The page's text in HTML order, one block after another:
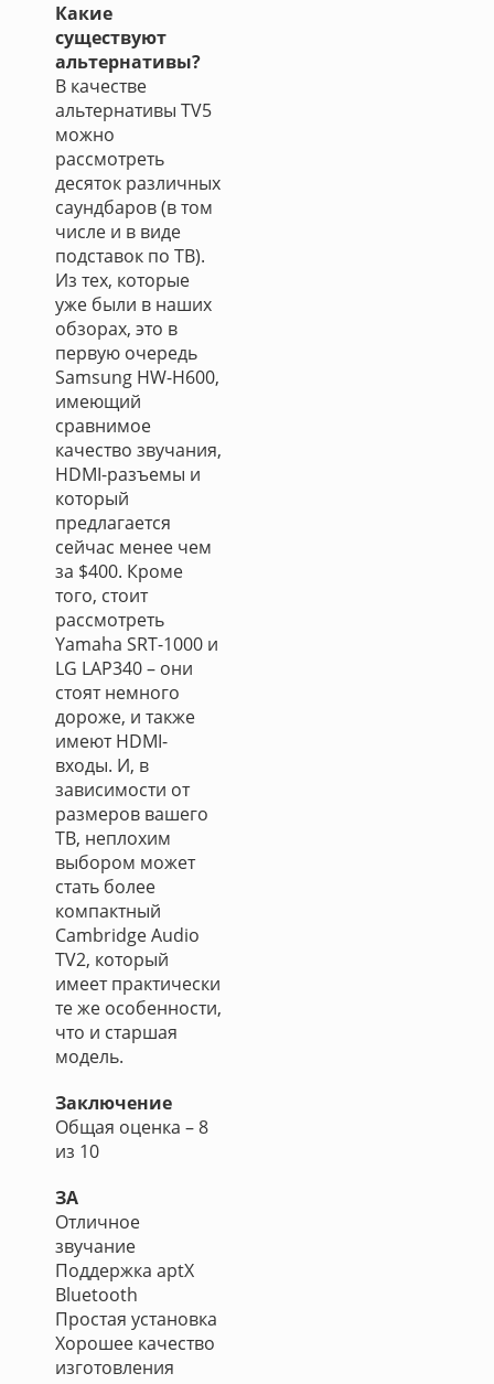
Какие
существуют
альтернативы?
В качестве
альтернативы TV5
можно
рассмотреть
десяток различных
саундбаров (в том
числе и в виде
подставок по ТВ).
Из тех, которые
уже были в наших
обзорах, это в
первую очередь
Samsung HW-H600,
имеющий
сравнимое
качество звучания,
HDMI-разъемы и
который
предлагается
сейчас менее чем
за $400. Кроме
того, стоит
рассмотреть
Yamaha SRT-1000 и
LG LAP340 – они
стоят немного
дороже, и также
имеют HDMI-
входы. И, в
зависимости от
размеров вашего
ТВ, неплохим
выбором может
стать более
компактный
Cambridge Audio
TV2, который
имеет практически
те же особенности,
что и старшая
модель.
Заключение
Общая оценка – 8
из 10
ЗА
Отличное
звучание
Поддержка aptX
Bluetooth
Простая установка
Хорошее качество
изготовления